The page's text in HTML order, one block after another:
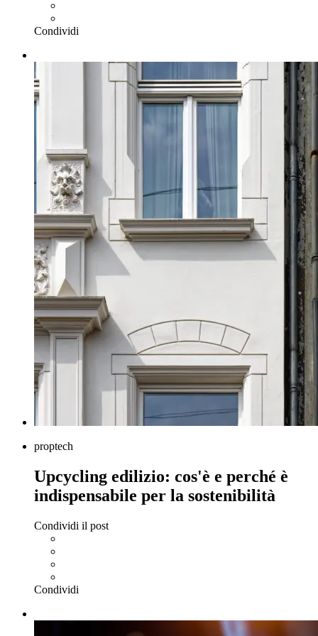
Condividi
proptech
Upcycling edilizio: cos'è e perché è
indispensabile per la sostenibilità
Condividi il post
Condividi